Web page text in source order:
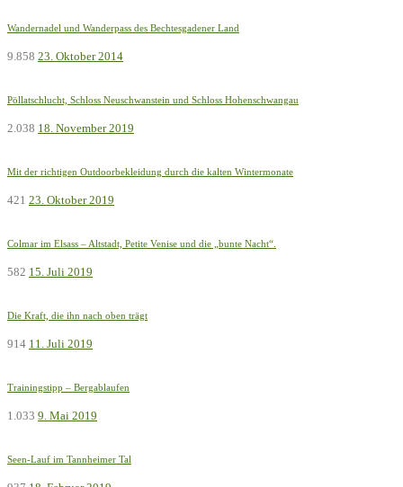
Wandernadel und Wanderpass des Bechtesgadener Land
9.858 23. Oktober 2014
Pöllatschlucht, Schloss Neuschwanstein und Schloss Hohenschwangau
2.038 18. November 2019
Mit der richtigen Outdoorbekleidung durch die kalten Wintermonate
421 23. Oktober 2019
Colmar im Elsass – Altstadt, Petite Venise und die „bunte Nacht“.
582 15. Juli 2019
Die Kraft, die ihn nach oben trägt
914 11. Juli 2019
Trainingstipp – Bergablaufen
1.033 9. Mai 2019
Seen-Lauf im Tannheimer Tal